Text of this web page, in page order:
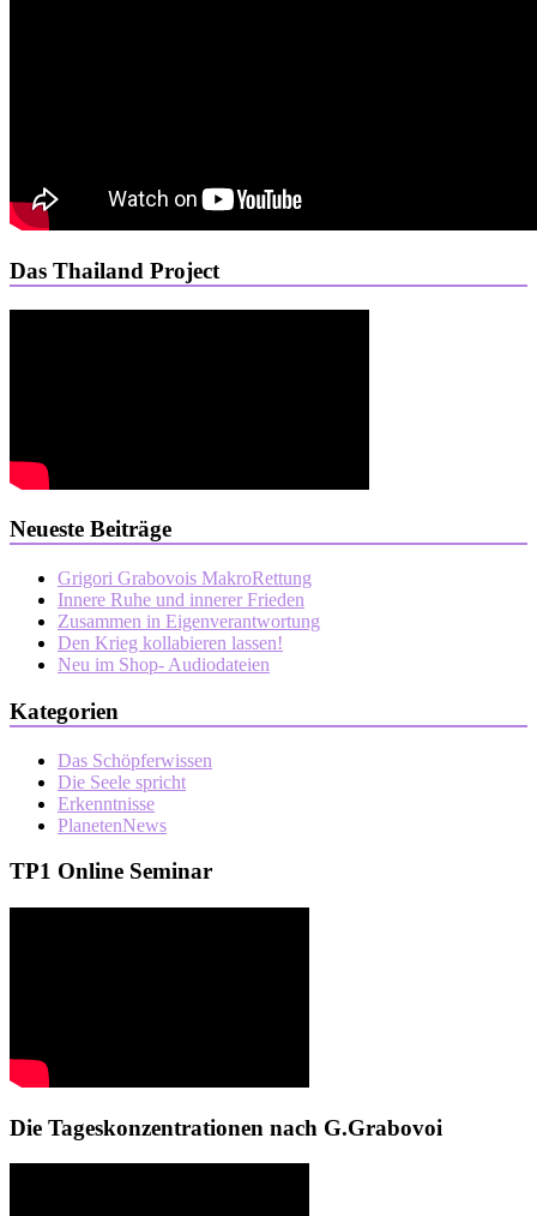
Das Thailand Project
Neueste Beiträge
Grigori Grabovois MakroRettung
Innere Ruhe und innerer Frieden
Zusammen in Eigenverantwortung
Den Krieg kollabieren lassen!
Neu im Shop- Audiodateien
Kategorien
Das Schöpferwissen
Die Seele spricht
Erkenntnisse
PlanetenNews
TP1 Online Seminar
Die Tageskonzentrationen nach G.Grabovoi